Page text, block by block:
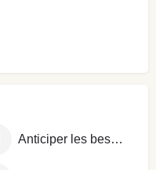
Anticiper les besoins clients